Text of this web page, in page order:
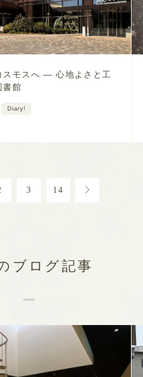
スモスへ ― 心地よさと工
書館
Diary!
3 14
ブログ記事